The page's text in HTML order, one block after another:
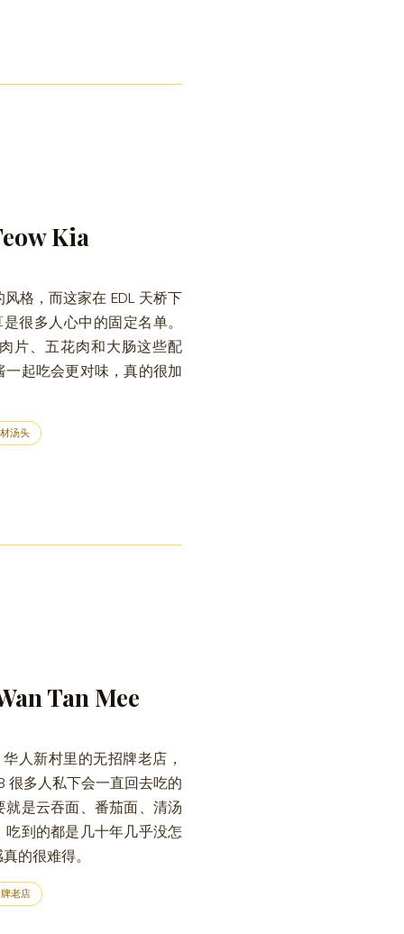
Kia
格，而这家在 EDL 天桥下
很多人心中的固定名单。
片、五花肉和大肠这些配
起吃会更对味，真的很加
汤头
Tan Mee
人新村里的无招牌老店，
很多人私下会一直回去吃的
是云吞面、番茄面、清汤
到的都是几十年几乎没怎
的很难得。
老店